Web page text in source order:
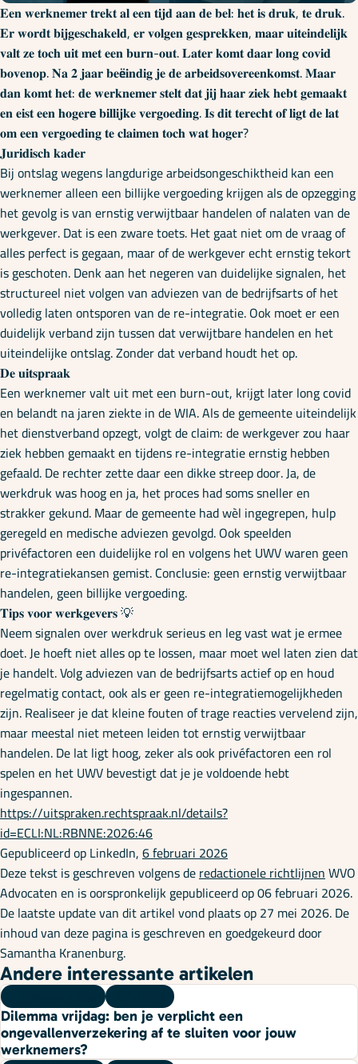
Cursussen
Podcasts
Over ons
𝐄𝐞𝐧 𝐰𝐞𝐫𝐤𝐧𝐞𝐦𝐞𝐫 𝐭𝐫𝐞𝐤𝐭 𝐚𝐥 𝐞𝐞𝐧 𝐭𝐢𝐣𝐝 𝐚𝐚𝐧 𝐝𝐞 𝐛𝐞𝐥: 𝐡𝐞𝐭 𝐢𝐬 𝐝𝐫𝐮𝐤, 𝐭𝐞 𝐝𝐫𝐮𝐤.
𝐄𝐫 𝐰𝐨𝐫𝐝𝐭 𝐛𝐢𝐣𝐠𝐞𝐬𝐜𝐡𝐚𝐤𝐞𝐥𝐝, 𝐞𝐫 𝐯𝐨𝐥𝐠𝐞𝐧 𝐠𝐞𝐬𝐩𝐫𝐞𝐤𝐤𝐞𝐧, 𝐦𝐚𝐚𝐫 𝐮𝐢𝐭𝐞𝐢𝐧𝐝𝐞𝐥𝐢𝐣𝐤
𝐯𝐚𝐥𝐭 𝐳𝐞 𝐭𝐨𝐜𝐡 𝐮𝐢𝐭 𝐦𝐞𝐭 𝐞𝐞𝐧 𝐛𝐮𝐫𝐧-𝐨𝐮𝐭. 𝐋𝐚𝐭𝐞𝐫 𝐤𝐨𝐦𝐭 𝐝𝐚𝐚𝐫 𝐥𝐨𝐧𝐠 𝐜𝐨𝐯𝐢𝐝
𝐛𝐨𝐯𝐞𝐧𝐨𝐩. 𝐍𝐚 𝟐 𝐣𝐚𝐚𝐫 𝐛𝐞ë𝐢𝐧𝐝𝐢𝐠 𝐣𝐞 𝐝𝐞 𝐚𝐫𝐛𝐞𝐢𝐝𝐬𝐨𝐯𝐞𝐫𝐞𝐞𝐧𝐤𝐨𝐦𝐬𝐭. 𝐌𝐚𝐚𝐫
𝐝𝐚𝐧 𝐤𝐨𝐦𝐭 𝐡𝐞𝐭: 𝐝𝐞 𝐰𝐞𝐫𝐤𝐧𝐞𝐦𝐞𝐫 𝐬𝐭𝐞𝐥𝐭 𝐝𝐚𝐭 𝐣𝐢𝐣 𝐡𝐚𝐚𝐫 𝐳𝐢𝐞𝐤 𝐡𝐞𝐛𝐭 𝐠𝐞𝐦𝐚𝐚𝐤𝐭
𝐞𝐧 𝐞𝐢𝐬𝐭 𝐞𝐞𝐧 𝐡𝐨𝐠𝐞𝐫e𝐛𝐢𝐥𝐥𝐢𝐣𝐤𝐞 𝐯𝐞𝐫𝐠𝐨𝐞𝐝𝐢𝐧𝐠. 𝐈𝐬 𝐝𝐢𝐭 𝐭𝐞𝐫𝐞𝐜𝐡𝐭 𝐨𝐟 𝐥𝐢𝐠𝐭 𝐝𝐞 𝐥𝐚𝐭
𝐨𝐦 𝐞𝐞𝐧 𝐯𝐞𝐫𝐠𝐨𝐞𝐝𝐢𝐧𝐠 𝐭𝐞 𝐜𝐥𝐚𝐢𝐦𝐞𝐧 𝐭𝐨𝐜𝐡 𝐰𝐚𝐭 𝐡𝐨𝐠𝐞𝐫?
𝐉𝐮𝐫𝐢𝐝𝐢𝐬𝐜𝐡 𝐤𝐚𝐝𝐞𝐫
Bij ontslag wegens langdurige arbeidsongeschiktheid kan een
werknemer alleen een billijke vergoeding krijgen als de opzegging
het gevolg is van ernstig verwijtbaar handelen of nalaten van de
werkgever. Dat is een zware toets. Het gaat niet om de vraag of
alles perfect is gegaan, maar of de werkgever echt ernstig tekort
is geschoten. Denk aan het negeren van duidelijke signalen, het
structureel niet volgen van adviezen van de bedrijfsarts of het
volledig laten ontsporen van de re-integratie. Ook moet er een
duidelijk verband zijn tussen dat verwijtbare handelen en het
uiteindelijke ontslag. Zonder dat verband houdt het op.
𝐃𝐞 𝐮𝐢𝐭𝐬𝐩𝐫𝐚𝐚𝐤
Een werknemer valt uit met een burn-out, krijgt later long covid
en belandt na jaren ziekte in de WIA. Als de gemeente uiteindelijk
het dienstverband opzegt, volgt de claim: de werkgever zou haar
ziek hebben gemaakt en tijdens re-integratie ernstig hebben
gefaald. De rechter zette daar een dikke streep door. Ja, de
werkdruk was hoog en ja, het proces had soms sneller en
strakker gekund. Maar de gemeente had wèl ingegrepen, hulp
geregeld en medische adviezen gevolgd. Ook speelden
privéfactoren een duidelijke rol en volgens het UWV waren geen
re-integratiekansen gemist. Conclusie: geen ernstig verwijtbaar
handelen, geen billijke vergoeding.
𝐓𝐢𝐩𝐬 𝐯𝐨𝐨𝐫 𝐰𝐞𝐫𝐤𝐠𝐞𝐯𝐞𝐫𝐬 💡
Neem signalen over werkdruk serieus en leg vast wat je ermee
doet. Je hoeft niet alles op te lossen, maar moet wel laten zien dat
je handelt. Volg adviezen van de bedrijfsarts actief op en houd
regelmatig contact, ook als er geen re-integratiemogelijkheden
zijn. Realiseer je dat kleine fouten of trage reacties vervelend zijn,
maar meestal niet meteen leiden tot ernstig verwijtbaar
handelen. De lat ligt hoog, zeker als ook privéfactoren een rol
spelen en het UWV bevestigt dat je je voldoende hebt
ingespannen.
https://uitspraken.rechtspraak.nl/details?
id=ECLI:NL:RBNNE:2026:46
Gepubliceerd op LinkedIn,6 februari 2026
Deze tekst is geschreven volgens deredactionele richtlijnenWVO
Advocaten en is oorspronkelijk gepubliceerd op 06 februari 2026.
De laatste update van dit artikel vond plaats op 27 mei 2026. De
inhoud van deze pagina is geschreven en goedgekeurd door
Samantha Kranenburg.
Andere interessante artikelen
Dilemma vrijdag: ben je verplicht een
ongevallenverzekering af te sluiten voor jouw
werknemers?